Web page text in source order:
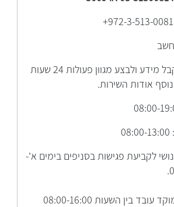
מאפשר לכם לקבל מידע ולבצע מגוון פעולות 24 שעות
אודות השירות.
לקביעת פגישות בסניפים בימים א'-
בין השעות 08:00-16:00